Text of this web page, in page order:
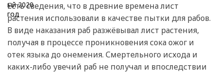
Есть сведения, что в древние времена лист
растения использовали в качестве пытки для рабов.
В виде наказания раб разжёвывал лист растения,
получая в процессе проникновения сока ожог и
отек языка до онемения. Смертельного исхода и
каких-либо увечий раб не получал и впоследствии